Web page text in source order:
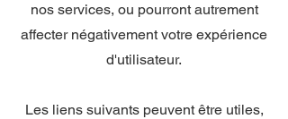
nos services, ou pourront autrement
affecter négativement votre expérience
d'utilisateur.
Les liens suivants peuvent être utiles,